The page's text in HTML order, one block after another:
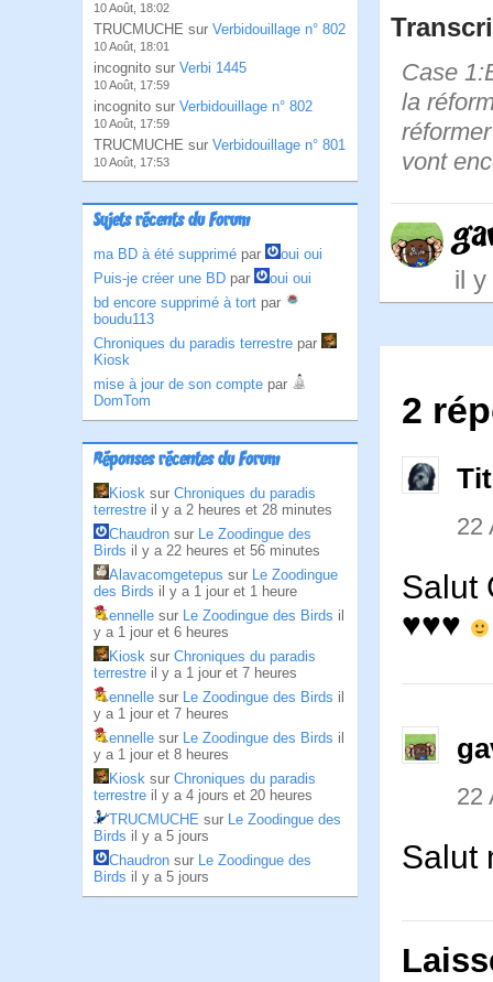
10 Août, 18:02
TRUCMUCHE sur Verbidouillage n° 802
10 Août, 18:01
incognito sur Verbi 1445
10 Août, 17:59
incognito sur Verbidouillage n° 802
10 Août, 17:59
TRUCMUCHE sur Verbidouillage n° 801
10 Août, 17:53
Sujets récents du Forum
ma BD à été supprimé par
oui oui
Puis-je créer une BD par
oui oui
bd encore supprimé à tort par
boudu113
Chroniques du paradis terrestre par
Kiosk
mise à jour de son compte par
DomTom
Réponses récentes du Forum
Kiosk sur Chroniques du paradis
terrestre il y a 2 heures et 28 minutes
Chaudron sur Le Zoodingue des
Birds il y a 22 heures et 56 minutes
Alavacomgetepus sur Le Zoodingue
des Birds il y a 1 jour et 1 heure
ennelle sur Le Zoodingue des Birds il
y a 1 jour et 6 heures
Kiosk sur Chroniques du paradis
terrestre il y a 1 jour et 7 heures
ennelle sur Le Zoodingue des Birds il
y a 1 jour et 7 heures
ennelle sur Le Zoodingue des Birds il
y a 1 jour et 8 heures
Kiosk sur Chroniques du paradis
terrestre il y a 4 jours et 20 heures
TRUCMUCHE sur Le Zoodingue des
Birds il y a 5 jours
Chaudron sur Le Zoodingue des
Birds il y a 5 jours
Case
la
vont
il
2
22
Salut
♥♥♥
22
Salut